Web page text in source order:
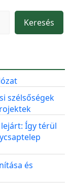
Keresés
szélsőségek
Így térül
és